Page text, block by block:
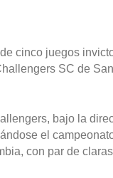
cinco juegos
SC de
bajo la
el
con par de